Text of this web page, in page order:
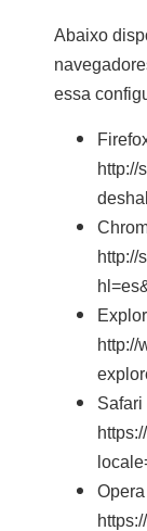
Abaixo
essa
http://
http://
http://
Safari